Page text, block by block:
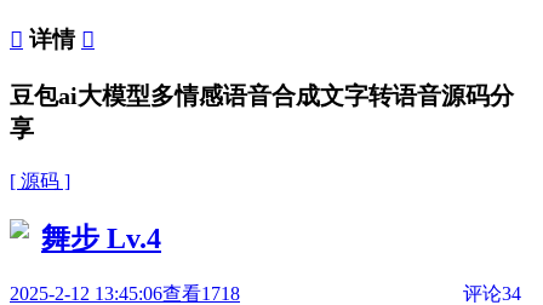
 详情 
豆包ai大模型多情感语音合成文字转语音源码分
享
[ 源码 ]
舞步 Lv.4
2025-2-12 13:45:06查看1718 评论34